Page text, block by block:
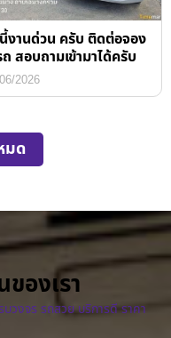
งานด่วน ครับ ติดต่อจอง
ถ สอบถามเข้ามาได้ครับ
2026
มด
องเรา
วงจร รถสวย บริการดี ราคา